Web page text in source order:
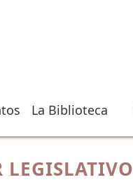
La Biblioteca
LEGISLATIVO